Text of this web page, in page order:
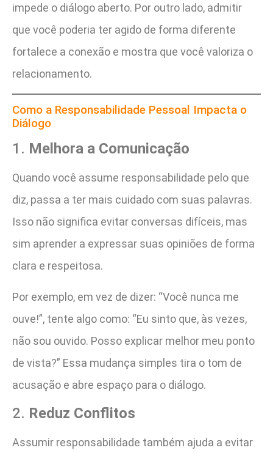
impede o diálogo aberto. Por outro lado, admitir
que você poderia ter agido de forma diferente
fortalece a conexão e mostra que você valoriza o
relacionamento.
Como a Responsabilidade Pessoal Impacta o
Diálogo
1. Melhora a Comunicação
Quando você assume responsabilidade pelo que
diz, passa a ter mais cuidado com suas palavras.
Isso não significa evitar conversas difíceis, mas
sim aprender a expressar suas opiniões de forma
clara e respeitosa.
Por exemplo, em vez de dizer: “Você nunca me
ouve!”, tente algo como: “Eu sinto que, às vezes,
não sou ouvido. Posso explicar melhor meu ponto
de vista?” Essa mudança simples tira o tom de
acusação e abre espaço para o diálogo.
2. Reduz Conflitos
Assumir responsabilidade também ajuda a evitar